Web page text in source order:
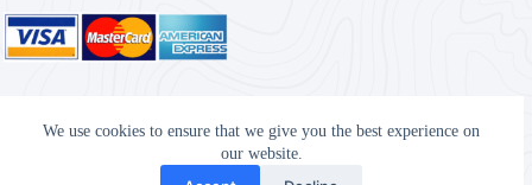
We use cookies to ensure that we give you the best experience on
our website.
Important Links